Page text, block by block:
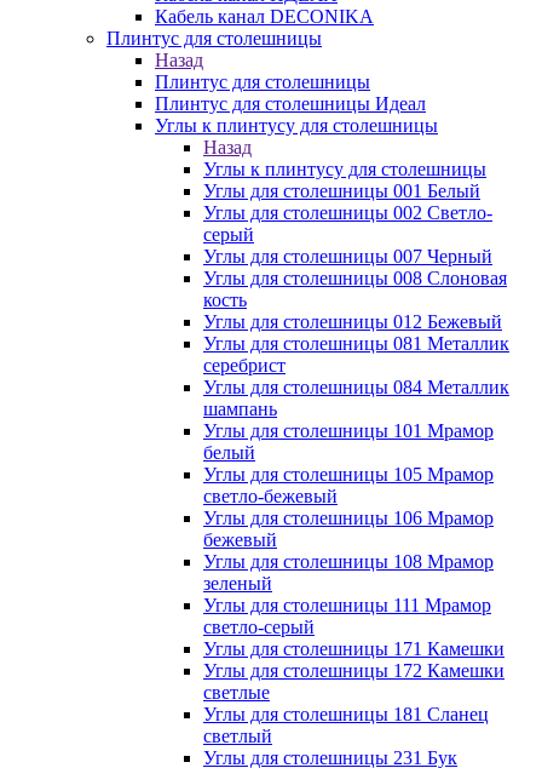
Кабель канал DECONIKA
Плинтус для столешницы
Назад
Плинтус для столешницы
Плинтус для столешницы Идеал
Углы к плинтусу для столешницы
Назад
Углы к плинтусу для столешницы
Углы для столешницы 001 Белый
Углы для столешницы 002 Светло-
серый
Углы для столешницы 007 Черный
Углы для столешницы 008 Слоновая
кость
Углы для столешницы 012 Бежевый
Углы для столешницы 081 Металлик
серебрист
Углы для столешницы 084 Металлик
шампань
Углы для столешницы 101 Мрамор
белый
Углы для столешницы 105 Мрамор
светло-бежевый
Углы для столешницы 106 Мрамор
бежевый
Углы для столешницы 108 Мрамор
зеленый
Углы для столешницы 111 Мрамор
светло-серый
Углы для столешницы 171 Камешки
Углы для столешницы 172 Камешки
светлые
Углы для столешницы 181 Сланец
светлый
Углы для столешницы 231 Бук